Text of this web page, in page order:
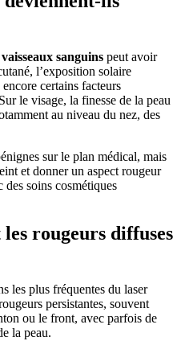
sanguins peut avoir
l’exposition solaire
certains facteurs
le visage, la finesse de la peau
au niveau du nez, des
sur le plan médical, mais
et donner un aspect rougeur
soins cosmétiques
rougeurs diffuses
les plus fréquentes du laser
persistantes, souvent
ou le front, avec parfois de
la peau.